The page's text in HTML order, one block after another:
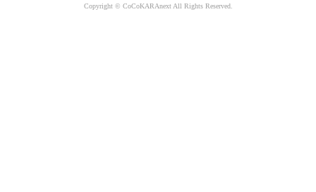
Copyright © CoCoKARAnext All Rights Reserved.